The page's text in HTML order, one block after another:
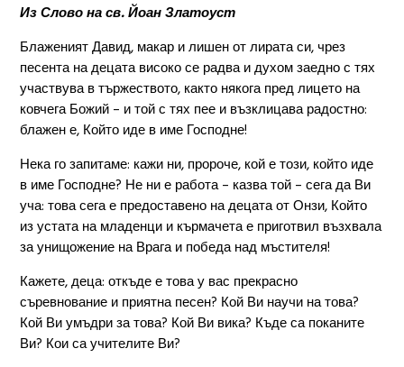
Из Слово на св. Йоан Златоуст
Блаженият Давид, макар и лишен от лирата си, чрез
песента на децата високо се радва и духом заедно с тях
участвува в тържеството, както някога пред лицето на
ковчега Божий – и той с тях пее и възклицава радостно:
блажен е, Който иде в име Господне!
Нека го запитаме: кажи ни, пророче, кой е този, който иде
в име Господне? Не ни е работа – казва той – сега да Ви
уча: това сега е предоставено на децата от Онзи, Който
из устата на младенци и кърмачета е приготвил възхвала
за унищожение на Врага и победа над мъстителя!
Кажете, деца: откъде е това у вас прекрасно
съревнование и приятна песен? Кой Ви научи на това?
Кой Ви умъдри за това? Кой Ви вика? Къде са поканите
Ви? Кои са учителите Ви?